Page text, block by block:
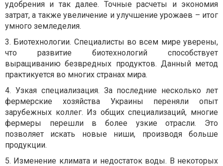
удобрения и так далее. Точные расчеты и экономия
затрат, а также увеличение и улучшение урожаев – итог
умного земледелия.
3. Биотехнологии. Специалисты во всем мире уверены,
что развитие биотехнологий способствует
выращиванию безвредных продуктов. Данный метод
практикуется во многих странах мира.
4. Узкая специализация. За последние несколько лет
фермерские хозяйства Украины переняли опыт
зарубежных коллег. Из общих специализаций, многие
фермеры перешли в более узкие отрасли. Это
позволяет искать новые ниши, производя больше
продукции.
5. Изменение климата и недостаток воды. В некоторых